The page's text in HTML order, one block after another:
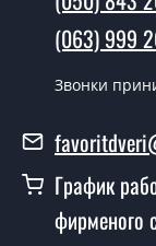
Да можно.
У вас
Да, мы имеем
дверей.
Какая
(063) 999
Звонки
График
фирменого